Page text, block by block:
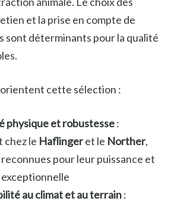
et la prise en compte de
sont déterminants pour la qualité
cette sélection :
physique et robustesse:
chez le Haflingeret le Norther,
pour leur puissance et
au climat et au terrain: